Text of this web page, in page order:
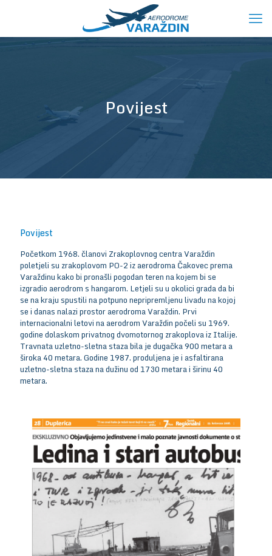
Povijest
Povijest
Početkom 1968. članovi Zrakoplovnog centra Varaždin
poletjeli su zrakoplovom PO-2 iz aerodroma Čakovec prema
Varaždinu kako bi pronašli pogodan teren na kojem bi se
izgradio aerodrom s hangarom. Letjeli su u okolici grada da bi
se na kraju spustili na potpuno nepripremljenu livadu na kojoj
se i danas nalazi prostor aerodroma Varaždin. Prvi
internacionalni letovi na aerodrom Varaždin počeli su 1969.
godine dolaskom privatnog dvomotornog zrakoplova iz Italije.
Travnata uzletno-sletna staza bila je dugačka 900 metara a
široka 40 metara. Godine 1987. produljena je i asfaltirana
uzletno-sletna staza na dužinu od 1730 metara i širinu 40
metara.